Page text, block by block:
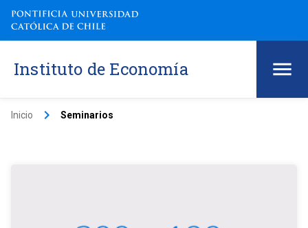
Instituto de Economía
Inicio keyboard_arrow_right Seminarios